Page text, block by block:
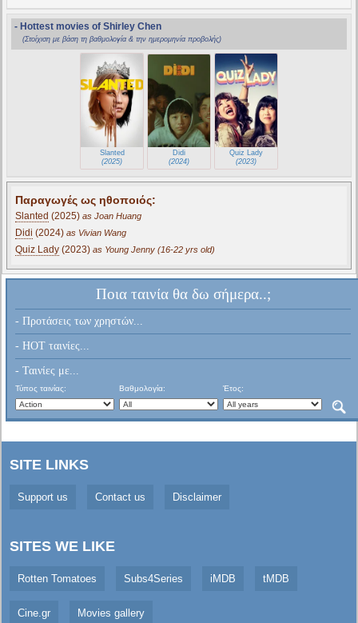
- Hottest movies of Shirley Chen
(Στοίχιση με βάση τη βαθμολογία & την ημερομηνία προβολής)
Slanted
(2025)
Didi
(2024)
Quiz Lady
(2023)
Παραγωγές ως ηθοποιός:
Slanted (2025) as Joan Huang
Didi (2024) as Vivian Wang
Quiz Lady (2023) as Young Jenny (16-22 yrs old)
Ποια ταινία θα δω σήμερα..;
- Προτάσεις των χρηστών...
- HOT ταινίες...
- Ταινίες με...
Τύπος ταινίας: Βαθμολογία: Έτος:
SITE LINKS
Support us Contact us Disclaimer
SITES WE LIKE
Rotten Tomatoes Subs4Series iMDB tMDB
Cine.gr Movies gallery